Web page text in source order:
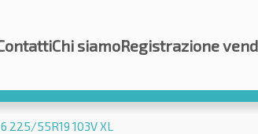
Chi siamoRegistrazione
225/55R19 103V XL